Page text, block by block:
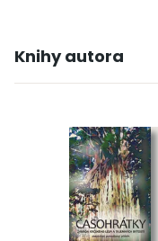
Knihy autora